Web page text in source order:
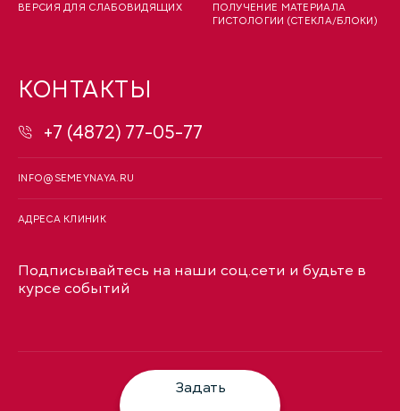
ВЕРСИЯ ДЛЯ СЛАБОВИДЯЩИХ
ПОЛУЧЕНИЕ МАТЕРИАЛА
ГИСТОЛОГИИ (СТЕКЛА/БЛОКИ)
КОНТАКТЫ
+7 (4872) 77-05-77
INFO@SEMEYNAYA.RU
АДРЕСА КЛИНИК
Подписывайтесь на наши соц.сети и будьте в
курсе событий
Задать